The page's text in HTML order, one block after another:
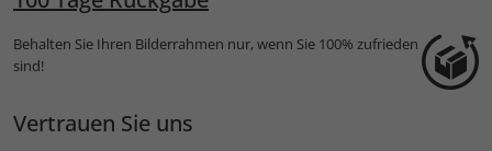
Behalten Sie Ihren Bilderrahmen nur, wenn Sie 100% zufrieden
sind!
Vertrauen Sie uns